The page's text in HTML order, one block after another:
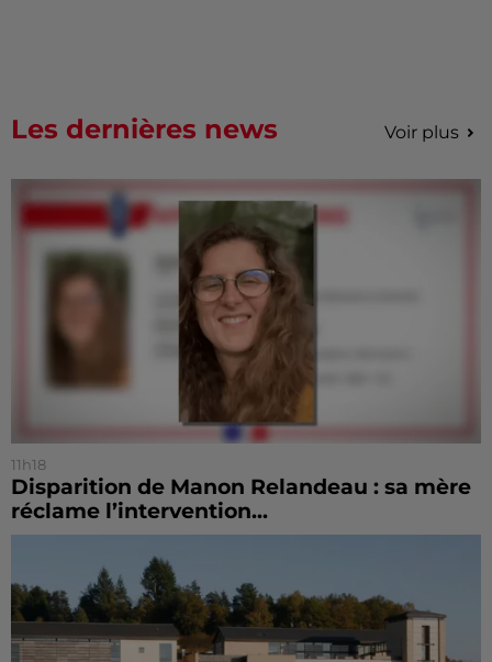
Les dernières news Voir plus
11h18
Disparition de Manon Relandeau : sa mère
réclame l’intervention...